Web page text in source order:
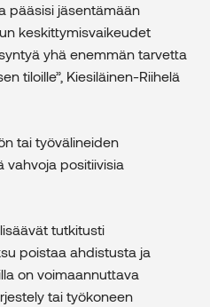
pääsisi jäsentämään
keskittymisvaikeudet
yhä enemmän tarvetta
tiloille”, Kiesiläinen-Riihelä
tai työvälineiden
vahvoja positiivisia
tutkitusti
poistaa ahdistusta ja
on voimaannuttava
tai työkoneen